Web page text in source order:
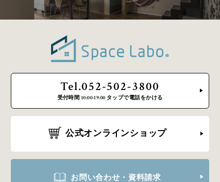
Tel.052-502-3800
受付時間 10:00-19:00 タップで電話をかける
公式オンラインショップ
お問い合わせ・資料請求